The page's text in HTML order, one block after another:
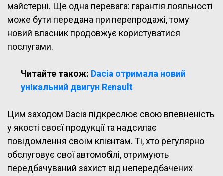
майстерні. Ще одна перевага: гарантія лояльності
може бути передана при перепродажі, тому
новий власник продовжує користуватися
послугами.
Читайте також: Dacia отримала новий
унікальний двигун Renault
Цим заходом Dacia підкреслює свою впевненість
у якості своєї продукції та надсилає
повідомлення своїм клієнтам. Ті, хто регулярно
обслуговує свої автомобілі, отримують
передбачуваний захист від непередбачених